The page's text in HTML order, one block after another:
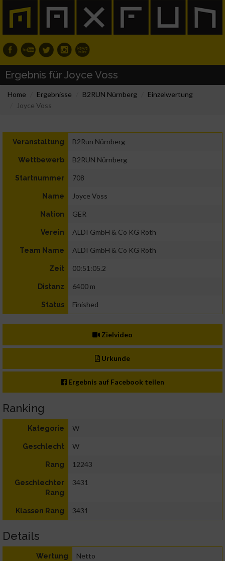
Ergebnis für Joyce Voss
Home Ergebnisse B2RUN Nürnberg
Einzelwertung
Joyce Voss
Veranstaltung B2Run Nürnberg
Wettbewerb B2RUN Nürnberg
Startnummer 708
Name Joyce Voss
Nation GER
Verein ALDI GmbH & Co KG Roth
Team Name ALDI GmbH & Co KG Roth
Zeit 00:51:05.2
Distanz 6400 m
Status Finished
Zielvideo
Urkunde
Ergebnis auf Facebook teilen
Ranking
Kategorie W
Geschlecht W
Rang 12243
Geschlechter
Rang
3431
Klassen Rang 3431
Details
Wertung Netto